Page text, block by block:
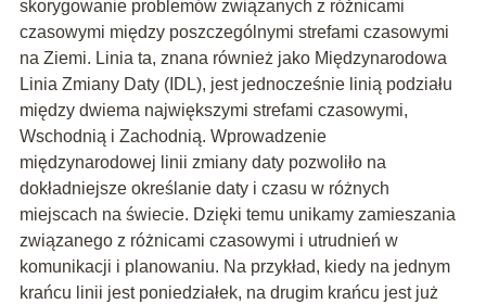
skorygowanie problemów związanych z różnicami
czasowymi między poszczególnymi strefami czasowymi
na Ziemi. Linia ta, znana również jako Międzynarodowa
Linia Zmiany Daty (IDL), jest jednocześnie linią podziału
między dwiema największymi strefami czasowymi,
Wschodnią i Zachodnią. Wprowadzenie
międzynarodowej linii zmiany daty pozwoliło na
dokładniejsze określanie daty i czasu w różnych
miejscach na świecie. Dzięki temu unikamy zamieszania
związanego z różnicami czasowymi i utrudnień w
komunikacji i planowaniu. Na przykład, kiedy na jednym
krańcu linii jest poniedziałek, na drugim krańcu jest już